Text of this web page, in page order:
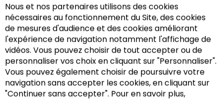
Recherche
Nous et nos partenaires utilisons des cookies
nécessaires au fonctionnement du Site, des cookies
de mesures d'audience et des cookies améliorant
l'expérience de navigation notamment l'affichage de
vidéos. Vous pouvez choisir de tout accepter ou de
personnaliser vos choix en cliquant sur "Personnaliser".
Vous pouvez également choisir de poursuivre votre
navigation sans accepter les cookies, en cliquant sur
"Continuer sans accepter". Pour en savoir plus,